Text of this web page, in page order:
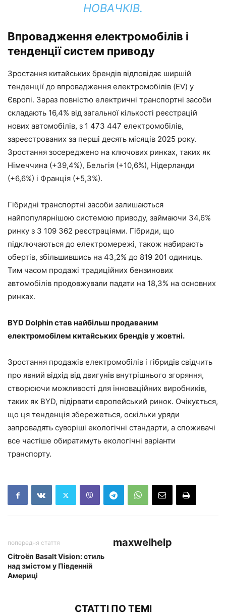
НОВАЧКІВ.
Впровадження електромобілів і
тенденції систем приводу
Зростання китайських брендів відповідає ширшій
тенденції до впровадження електромобілів (EV) у
Європі. Зараз повністю електричні транспортні засоби
складають 16,4% від загальної кількості реєстрацій
нових автомобілів, з 1 473 447 електромобілів,
зареєстрованих за перші десять місяців 2025 року.
Зростання зосереджено на ключових ринках, таких як
Німеччина (+39,4%), Бельгія (+10,6%), Нідерланди
(+6,6%) і Франція (+5,3%).
Гібридні транспортні засоби залишаються
найпопулярнішою системою приводу, займаючи 34,6%
ринку з 3 109 362 реєстраціями. Гібриди, що
підключаються до електромережі, також набирають
обертів, збільшившись на 43,2% до 819 201 одиниць.
Тим часом продажі традиційних бензинових
автомобілів продовжували падати на 18,3% на основних
ринках.
BYD Dolphin став найбільш продаваним
електромобілем китайських брендів у жовтні.
Зростання продажів електромобілів і гібридів свідчить
про явний відхід від двигунів внутрішнього згоряння,
створюючи можливості для інноваційних виробників,
таких як BYD, підірвати європейський ринок. Очікується,
що ця тенденція збережеться, оскільки уряди
запровадять суворіші екологічні стандарти, а споживачі
все частіше обиратимуть екологічні варіанти
транспорту.
попередня стаття
Citroën Basalt Vision: стиль
над змістом у Південній
Америці
maxwelhelp
СТАТТІ ПО ТЕМІ